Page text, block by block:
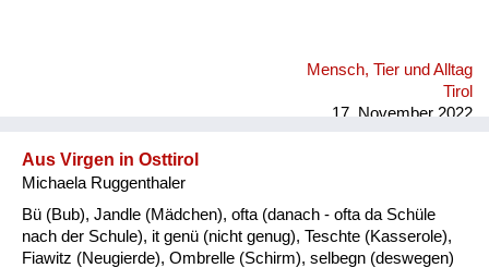
Mensch, Tier und Alltag
Tirol
17. November 2022
Aus Virgen in Osttirol
Michaela Ruggenthaler
Bü (Bub), Jandle (Mädchen), ofta (danach - ofta da Schüle
nach der Schule), it genü (nicht genug), Teschte (Kasserole),
Fiawitz (Neugierde), Ombrelle (Schirm), selbegn (deswegen)